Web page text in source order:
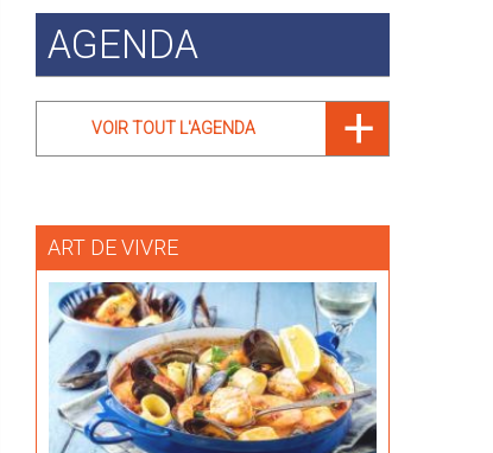
AGENDA
VOIR TOUT L'AGENDA
ART DE VIVRE